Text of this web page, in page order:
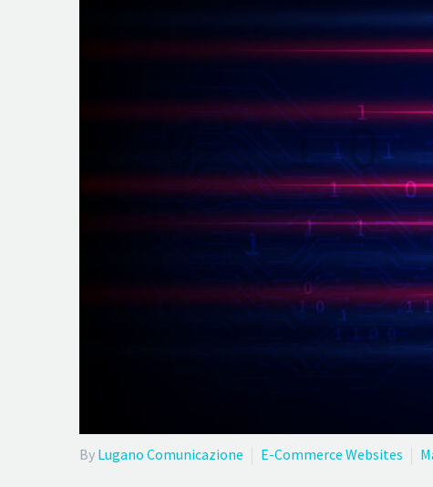
By Lugano Comunicazione E-Commerce Websites